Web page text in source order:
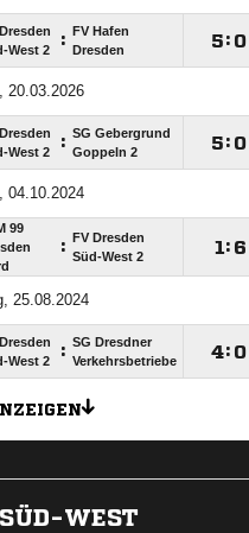
West 2
:
FV Hafen
Dresden
: 
20.03.2026
West 2
: SG Gebergrund
Goppeln 2
: 
04.10.2024
99
:
FV Dresden
Süd-West 2
: 
25.08.2024
West 2
: SG Dresdner
Verkehrsbetriebe
: 
WEST